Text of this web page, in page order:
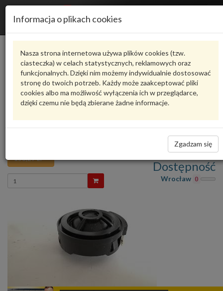
Informacja o plikach cookies
Nasza strona internetowa używa plików cookies (tzw.
ciasteczka) w celach statystycznych, reklamowych oraz
funkcjonalnych. Dzięki nim możemy indywidualnie dostosować
stronę do twoich potrzeb. Każdy może zaakceptować pliki
cookies albo ma możliwość wyłączenia ich w przeglądarce,
dzięki czemu nie będą zbierane żadne informacje.
Zgadzam się
Karta produktu
8E0035399VAG
VAG - produkt oryginalny VW AUDI SEAT SKODA
Zadaj pytanie o produkt
Głośnik wysokotonowy przód-góra
158,29 zł
Wprowadź
ilość
Dostępność
Wrocław 0